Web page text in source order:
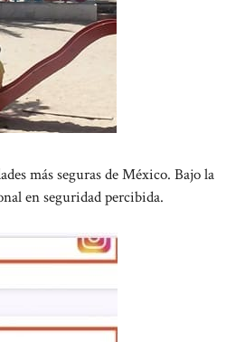
más seguras de México. Bajo la
en seguridad percibida.